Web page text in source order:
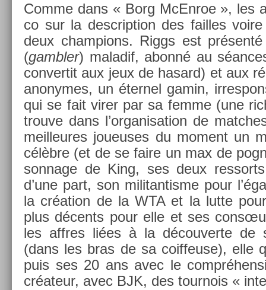
Comme dans « Borg McEn­roe », les
co sur la de­scrip­tion des fail­les
deux champ­ions. Riggs est
(gambl­er) mal­adif, abonné au
con­ver­tit aux jeux de hasard) et aux
an­onymes, un éter­nel gamin,
qui se fait virer par sa femme (une
trouve dans l’or­ganisa­tion de
meil­leures joueuses du mo­ment un
célèbre (et de se faire un max de
son­nage de King, ses deux
d’une part, son militan­tisme pour
la création de la WTA et la lutte
plus décents pour elle et ses
les affres liées à la découver­te de
(dans les bras de sa co­if­feuse), elle
puis ses 20 ans avec le
créateur, avec BJK, des tour­nois «